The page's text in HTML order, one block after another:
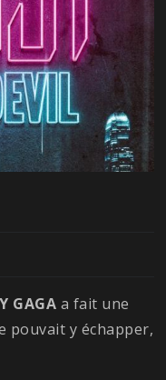
GAGA a fait une
pouvait y échapper,